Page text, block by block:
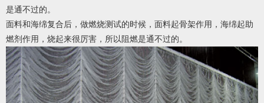
是通不过的。
面料和海绵复合后，做燃烧测试的时候，面料起骨架作用，海绵起助
燃剂作用，烧起来很厉害，所以阻燃是通不过的。